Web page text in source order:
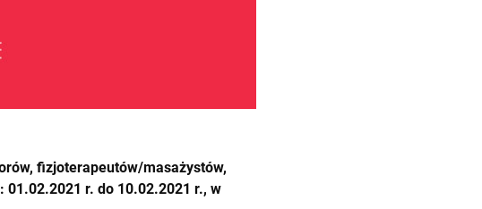
fizjoterapeutów/masażystów,
r. do 10.02.2021 r., w